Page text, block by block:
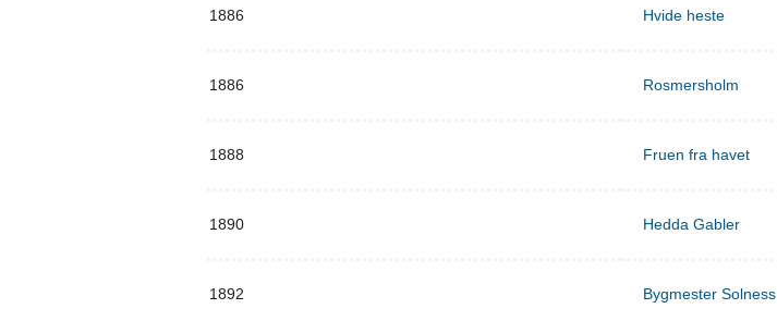
1886 Hvide heste
1886 Rosmersholm
1888 Fruen fra havet
1890 Hedda Gabler
1892 Bygmester Solness